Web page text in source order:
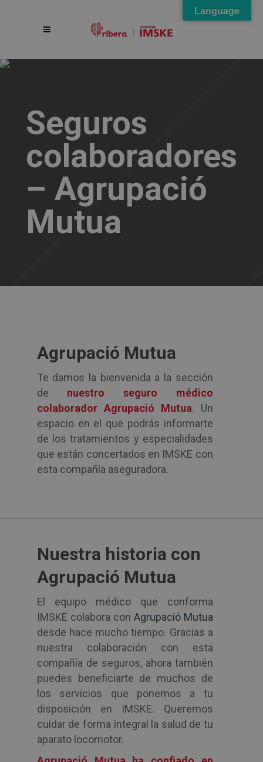
Seguros
colaboradores
– Agrupació
Mutua
Agrupació Mutua
Te damos la bienvenida a la sección
de nuestro seguro médico
colaborador Agrupació Mutua. Un
espacio en el que podrás informarte
de los tratamientos y especialidades
que están concertados en IMSKE con
esta compañía aseguradora.
Nuestra historia con
Agrupació Mutua
El equipo médico que conforma
IMSKE colabora con Agrupació Mutua
desde hace mucho tiempo. Gracias a
nuestra colaboración con esta
compañía de seguros, ahora también
puedes beneficiarte de muchos de
los servicios que ponemos a tu
disposición en IMSKE. Queremos
cuidar de forma integral la salud de tu
aparato locomotor.
Language